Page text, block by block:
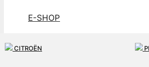
E-SHOP
CITROËNSLUŽBY